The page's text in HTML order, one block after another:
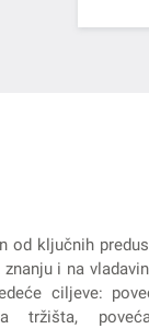
od ključnih
i na
ciljeve:
tržišta,